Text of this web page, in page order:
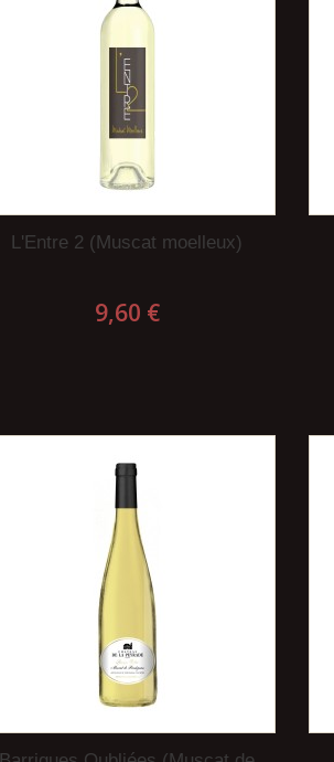
L'Entre 2 (Muscat moelleux)
9,60 €